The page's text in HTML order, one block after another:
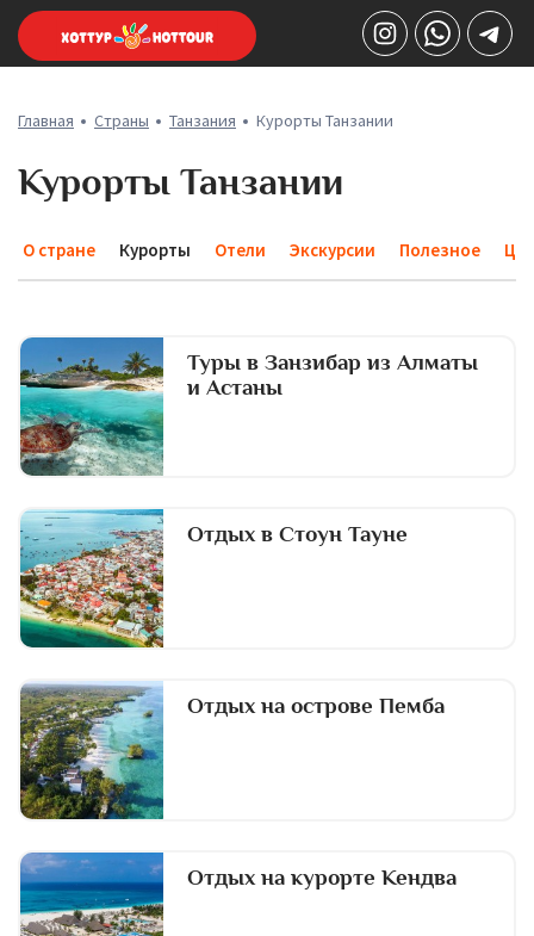
Главная Страны Танзания Курорты Танзании
Курорты Танзании
О стране Курорты Отели Экскурсии Полезное
Туры в Занзибар из Алматы
и Астаны
Отдых в Стоун Тауне
Отдых на острове Пемба
Отдых на курорте Кендва